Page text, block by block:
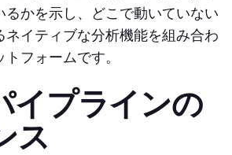
るかを示し、どこで動いていない
ネイティブな分析機能を組み合わ
フォームです。
イプラインの
ス